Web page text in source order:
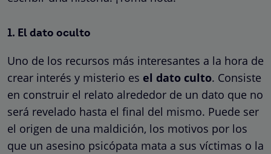
1. El dato oculto
Uno de los recursos más interesantes a la hora de
crear interés y misterio es el dato culto. Consiste
en construir el relato alrededor de un dato que no
será revelado hasta el final del mismo. Puede ser
el origen de una maldición, los motivos por los
que un asesino psicópata mata a sus víctimas o la